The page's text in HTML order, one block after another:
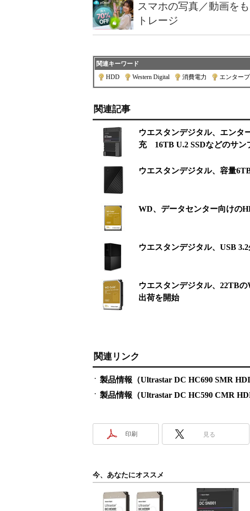
スマホの写真／動画を
トレージ
関連キーワード
HDD
Western Digital 消費電力 エンター
関連記事
ウエスタンデジタル、エンタ
充 16TB U.2 SSDなどのサン
ウエスタンデジタル、容量
WD、データセンター向けの
ウエスタンデジタル、USB
ウエスタンデジタル、22TB
出荷を開始
関連リンク
製品情報（Ultrastar DC HC690 SMR
製品情報（Ultrastar DC HC590 CMR
印刷 見る
今、あなたにオススメ